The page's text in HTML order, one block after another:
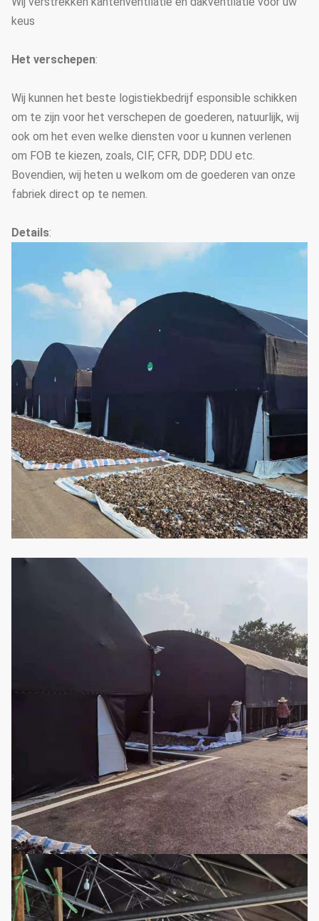
keus
Het verschepen:
Wij kunnen het beste logistiekbedrijf esponsible schikken
om te zijn voor het verschepen de goederen, natuurlijk, wij
ook om het even welke diensten voor u kunnen verlenen
om FOB te kiezen, zoals, CIF, CFR, DDP, DDU etc.
Bovendien, wij heten u welkom om de goederen van onze
fabriek direct op te nemen.
Details: